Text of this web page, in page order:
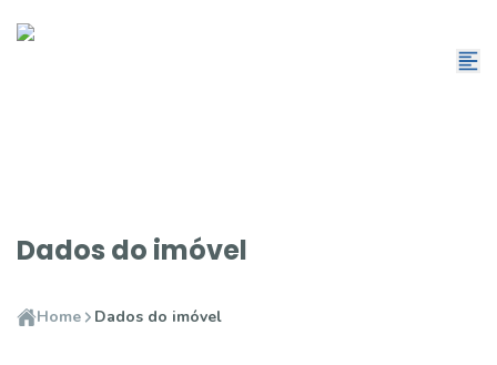
Dados do imóvel
Home Dados do imóvel